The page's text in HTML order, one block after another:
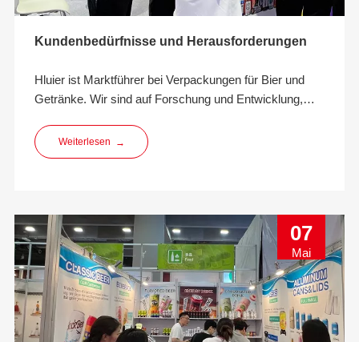
Kundenbedürfnisse und Herausforderungen
Hluier ist Marktführer bei Verpackungen für Bier und
Getränke. Wir sind auf Forschung und Entwicklung,
umweltfreundlicher Getränkeverpackungslösungen
spezialisiert.
Weiterlesen →
07
Mai